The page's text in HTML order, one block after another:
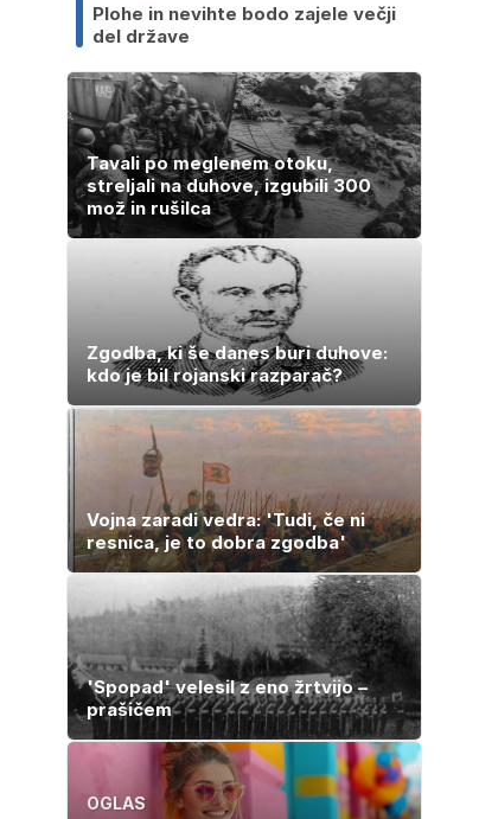
Plohe in nevihte bodo zajele večji
del države
Tavali po meglenem otoku,
streljali na duhove, izgubili 300
mož in rušilca
Zgodba, ki še danes buri duhove:
kdo je bil rojanski razparač?
Vojna zaradi vedra: 'Tudi, če ni
resnica, je to dobra zgodba'
'Spopad' velesil z eno žrtvijo –
prašičem
OGLAS